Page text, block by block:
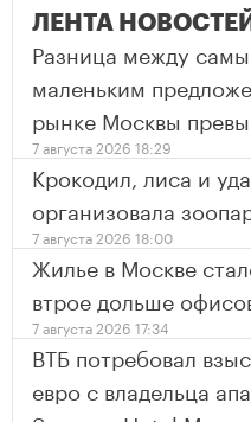
ЛЕНТА НОВОСТЕЙ
Разница между
маленьким
рынке Москвы
7 августа 2026 18:29
Крокодил, лиса и
организовала
7 августа 2026 18:00
Жилье в Москве
втрое дольше
7 августа 2026 17:34
ВТБ потребовал
евро с владельца